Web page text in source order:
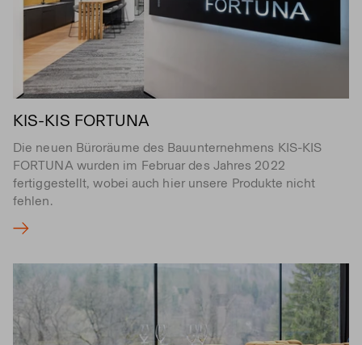
KIS-KIS FORTUNA
Die neuen Büroräume des Bauunternehmens KIS-KIS
FORTUNA wurden im Februar des Jahres 2022
fertiggestellt, wobei auch hier unsere Produkte nicht
fehlen.